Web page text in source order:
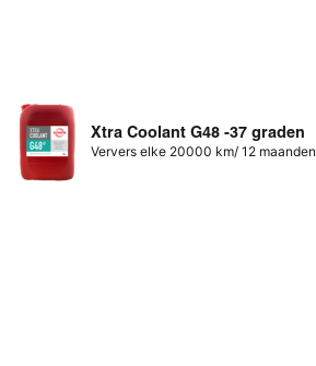
Xtra Coolant G48 -37 graden
Ververs elke 20000 km/ 12 maanden